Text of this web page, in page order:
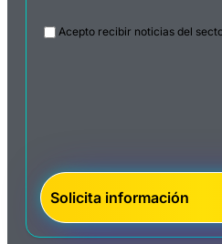
Legal
Acepto recibir noticias del